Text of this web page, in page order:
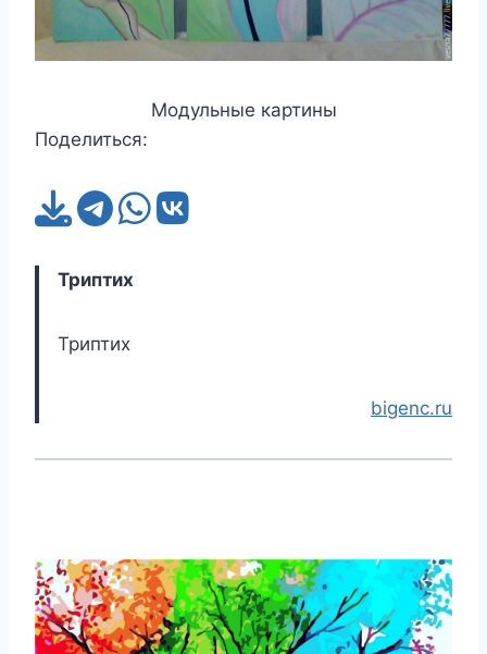
Модульные картины
Поделиться:
Триптих
Триптих
bigenc.ru